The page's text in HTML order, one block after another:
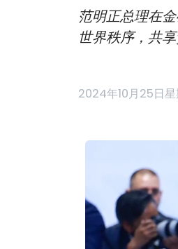
范明正总理在
世界秩序，共
2024年10月25日星